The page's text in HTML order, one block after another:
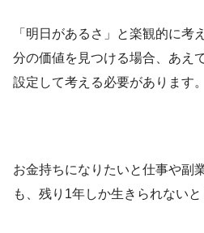
「明日があるさ」と楽観的に考
分の価値を見つける場合、あえ
設定して考える必要があります。
お金持ちになりたいと仕事や副
も、残り1年しか生きられない